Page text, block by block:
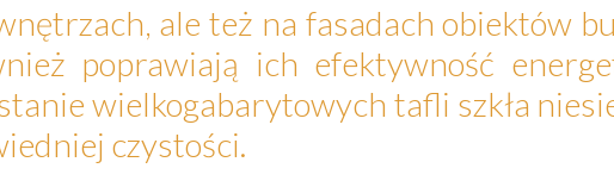
ale też na fasadach obiektów
poprawiają ich efektywność
wielkogabarytowych tafli szkła
czystości.